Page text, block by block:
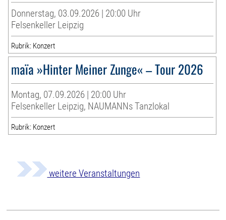
Donnerstag, 03.09.2026 | 20:00 Uhr
Felsenkeller Leipzig
Rubrik: Konzert
maïa »Hinter Meiner Zunge« – Tour 2026
Montag, 07.09.2026 | 20:00 Uhr
Felsenkeller Leipzig, NAUMANNs Tanzlokal
Rubrik: Konzert
weitere Veranstaltungen